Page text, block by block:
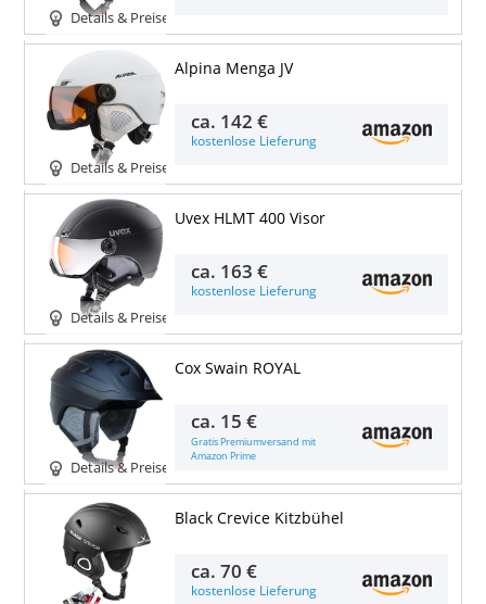
Details & Preise
Details & Preise
Alpina Menga JV
ca. 142 €
kostenlose Lieferung
Details & Preise
Uvex HLMT 400 Visor
ca. 163 €
kostenlose Lieferung
Details & Preise
Cox Swain ROYAL
ca. 15 €
Gratis Premiumversand mit
Amazon Prime
Black Crevice Kitzbühel
ca.70 €
kostenlose Lieferung